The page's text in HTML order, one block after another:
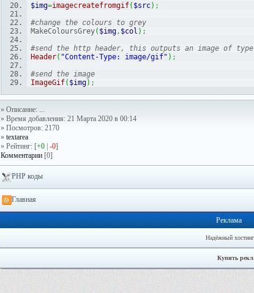
$img=imagecreatefromgif( $src) ;
#change the colours to grey
MakeColoursGrey( $img, $col ) ;
#send the http header, this outputs an image of
Header( "Content-Type: image/gif" ) ;
#send the image
ImageGif( $img) ;
» Описание: ...
» Время добавления: 21 Марта 2020 в 00:14
» Посмотров: 2170
» textarea
» Рейтинг: [+0 -0]
Комментарии [0]
PHP коды
Главная
Реклама
Надёжный хостинг
Купить